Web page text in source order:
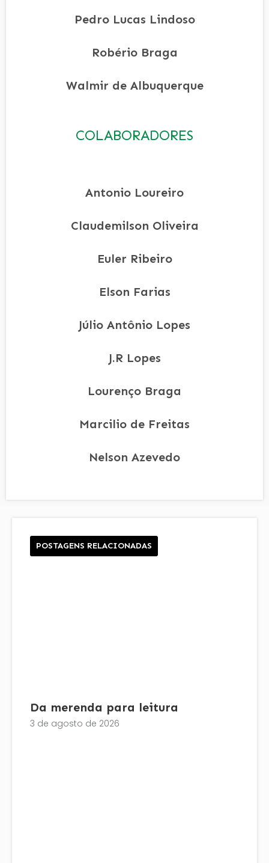
Pedro Lucas Lindoso
Robério Braga
Walmir de Albuquerque
COLABORADORES
Antonio Loureiro
Claudemilson Oliveira
Euler Ribeiro
Elson Farias
Júlio Antônio Lopes
J.R Lopes
Lourenço Braga
Marcilio de Freitas
Nelson Azevedo
POSTAGENS RELACIONADAS
Da merenda para leitura
3 de agosto de 2026